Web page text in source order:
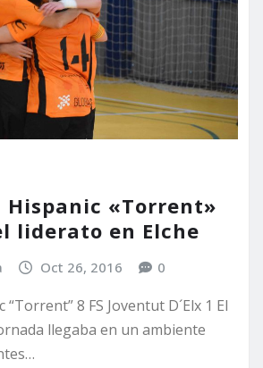
Hispanic «Torrent»
liderato en Elche
Oct 26, 2016 0
8 FS Joventut D´Elx 1 El
llegaba en un ambiente